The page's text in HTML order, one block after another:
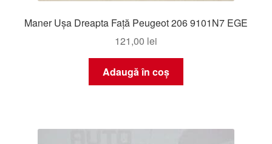
Maner Ușa Dreapta Față Peugeot 206 9101N7 EGE
121,00 lei
Adaugă în coș